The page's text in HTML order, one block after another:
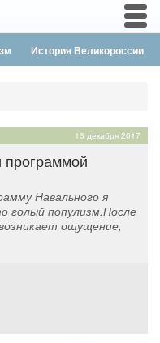
История Великороссии
13 декабря 2017
программой
Навального я
голый популизм.После
ощущение,